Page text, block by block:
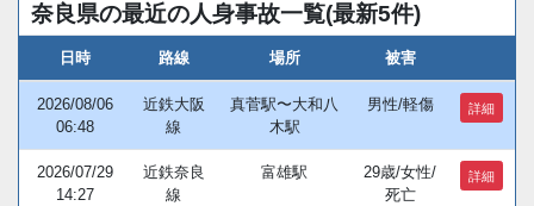
奈良県の最近の人身事故一覧(最新5件)
日時 路線 場所 被害
2026/08/06
06:48
近鉄大阪
線
真菅駅〜大和八
木駅
男性/軽傷 詳細
2026/07/29
14:27
近鉄奈良
線
富雄駅
29歳/女性/
死亡
詳細